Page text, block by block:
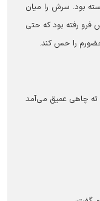
بود. سرش را میان
رفته بود که حتی
را حس کند.
ته چاهی عمیق می‌آمد